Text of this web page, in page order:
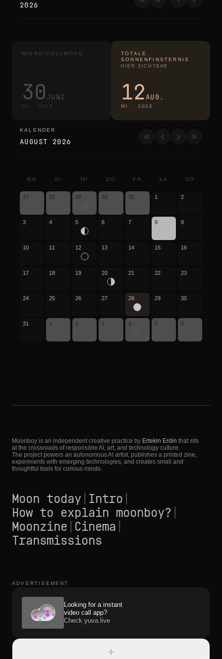
2026
MIKRO-VOLLMOND
30 JUNI
DI. · 2026
TOTALE
SONNENFINSTERNIS
HIER SICHTBAR
12AUG.
MI. · 2026
kalender
KALENDER
AUGUST 2026
MO DI MI DO FR SA SO
27 28 29 30 31 1 2
3 4 5 6 7 8 9
10 11 12 13 14 15 16
17 18 19 20 21 22 23
24 25 26 27 28 29 30
31 1 2 3 4 5 6
Moonboy is an independent creative practice by Ertekin Erdin that sits
at the crossroads of responsible AI, art, and technology culture.
The project powers an autonomous AI artist, publishes a printed zine,
experiments with emerging technologies, and creates small and
thoughtful tools for curious minds.
Moon today Intro
How to explain moonboy?
Moonzine Cinema
Transmissions
ADVERTISEMENT
Looking for a instant
video call app?
Check yuva.live
+